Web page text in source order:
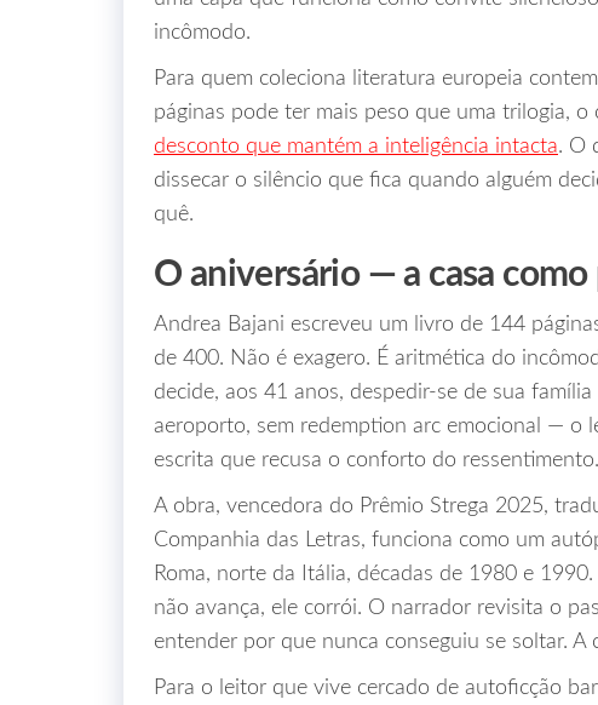
incômodo.
Para quem coleciona literatura europeia
páginas pode ter mais peso que uma trilogia,
desconto que mantém a inteligência intacta. O
dissecar o silêncio que fica quando alguém
quê.
O aniversário — a casa
Andrea Bajani escreveu um livro de 144
de 400. Não é exagero. É aritmética do
decide, aos 41 anos, despedir-se de sua
aeroporto, sem redemption arc emocional — o
escrita que recusa o conforto do
A obra, vencedora do Prêmio Strega 2025,
Companhia das Letras, funciona como um
Roma, norte da Itália, décadas de 1980 e
não avança, ele corrói. O narrador revisita o
entender por que nunca conseguiu se soltar. A
Para o leitor que vive cercado de autoficção